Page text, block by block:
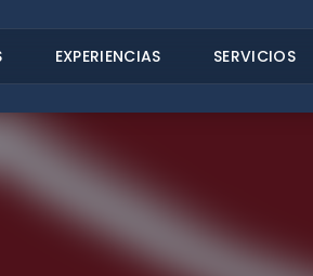
EXPERIENCIAS SERVICIOS